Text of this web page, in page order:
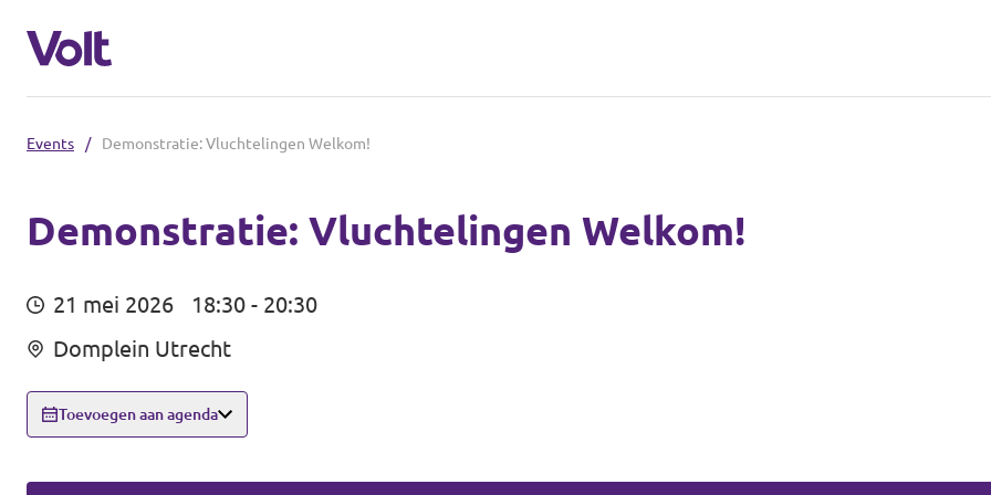
Volt afdelingen in de regio
Volt Noord-Holland
Gelderland
Friesland
Nieuws
Events / Demonstratie: Vluchtelingen Welkom!
Demonstratie: Vluchtelingen Welkom!
21 mei 2026
18:30 - 20:30
Domplein Utrecht
Toevoegen aan agenda